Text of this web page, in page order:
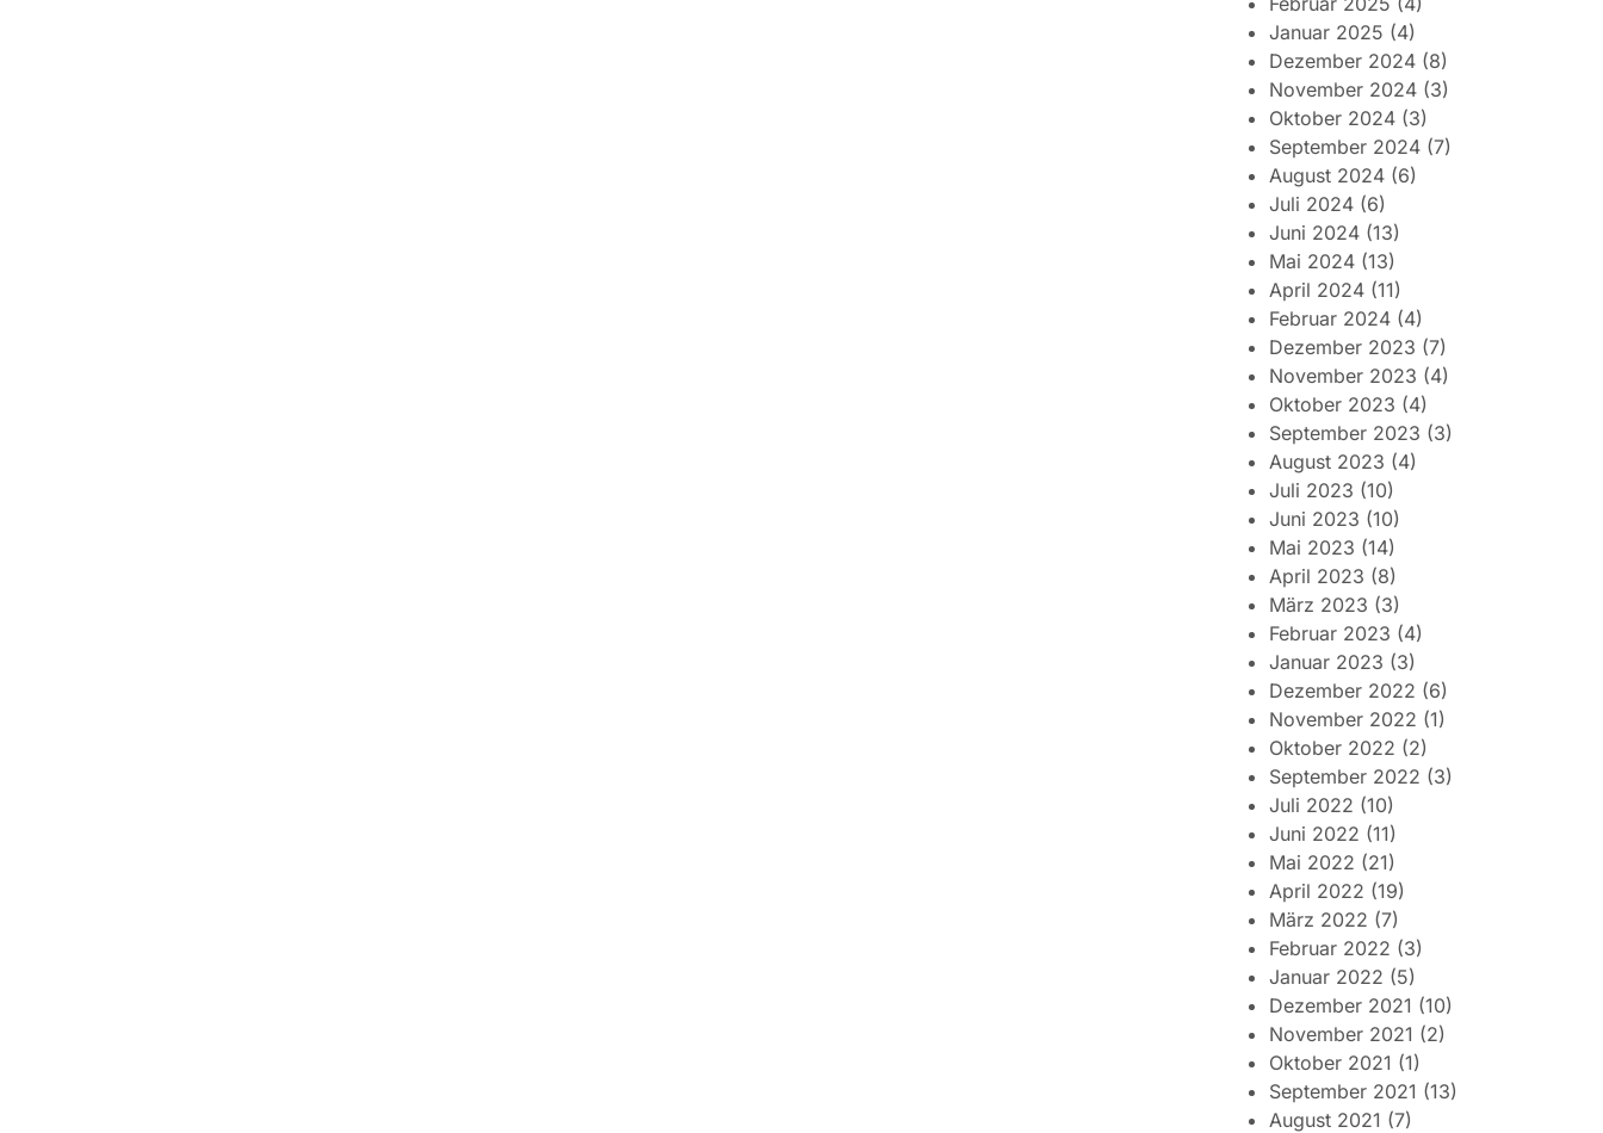
Januar 2025 (4)
Dezember 2024 (8)
November 2024 (3)
Oktober 2024 (3)
September 2024 (7)
August 2024 (6)
Juli 2024 (6)
Juni 2024 (13)
Mai 2024 (13)
April 2024 (11)
Februar 2024 (4)
Dezember 2023 (7)
November 2023 (4)
Oktober 2023 (4)
September 2023 (3)
August 2023 (4)
Juli 2023 (10)
Juni 2023 (10)
Mai 2023 (14)
April 2023 (8)
März 2023 (3)
Februar 2023 (4)
Januar 2023 (3)
Dezember 2022 (6)
November 2022 (1)
Oktober 2022 (2)
September 2022 (3)
Juli 2022 (10)
Juni 2022 (11)
Mai 2022 (21)
April 2022 (19)
März 2022 (7)
Februar 2022 (3)
Januar 2022 (5)
Dezember 2021 (10)
November 2021 (2)
Oktober 2021 (1)
September 2021 (13)
August 2021 (7)